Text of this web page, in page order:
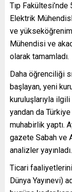
Tıp
Elektrik
ve
Mühendisi ve
olarak tamamladı.
Daha öğrenciliği
başlayan, yeni
kuruluşlarıyla
yandan da
muhabirlik yaptı.
gazete Sabah ve
analizler yayınladı.
Ticari
Dünya Yayınevi)